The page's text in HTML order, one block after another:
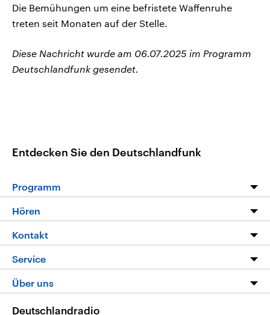
Die Bemühungen um eine befristete Waffenruhe
treten seit Monaten auf der Stelle.
Diese Nachricht wurde am 06.07.2025 im Programm
Deutschlandfunk gesendet.
Entdecken Sie den Deutschlandfunk
Programm
Programm
Die Nachrichten
Nachrichtenleicht
Neue Beiträge auf dlf.de
Hören
Livestream
Podcasts
Deutschlandfunk App
Nachrichten App
Kontakt
Hörerservice
Service
FAQ
Über uns
Deutschlandradio